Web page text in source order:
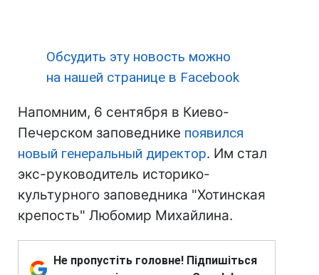
Обсудить эту новость можно
на нашей странице в Facebook
Напомним, 6 сентября в Киево-
Печерском заповеднике появился
новый генеральный директор. Им стал
экс-руководитель историко-
культурного заповедника "Хотинская
крепость" Любомир Михайлина.
Не пропустіть головне! Підпишіться